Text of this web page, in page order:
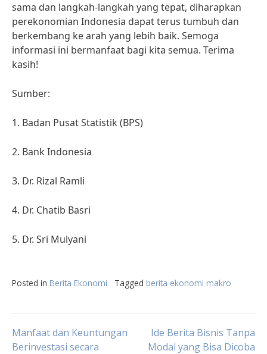
sama dan langkah-langkah yang tepat, diharapkan
perekonomian Indonesia dapat terus tumbuh dan
berkembang ke arah yang lebih baik. Semoga
informasi ini bermanfaat bagi kita semua. Terima
kasih!
Sumber:
1. Badan Pusat Statistik (BPS)
2. Bank Indonesia
3. Dr. Rizal Ramli
4. Dr. Chatib Basri
5. Dr. Sri Mulyani
Posted in Berita Ekonomi Tagged berita ekonomi makro
Post
Manfaat dan Keuntungan
Berinvestasi secara
Ide Berita Bisnis Tanpa
Modal yang Bisa Dicoba